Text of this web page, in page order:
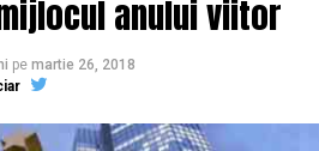
anului viitor
pe martie 26, 2018